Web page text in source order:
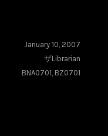
January 10, 2007
ザLibrarian
BNA0701, BZ0701